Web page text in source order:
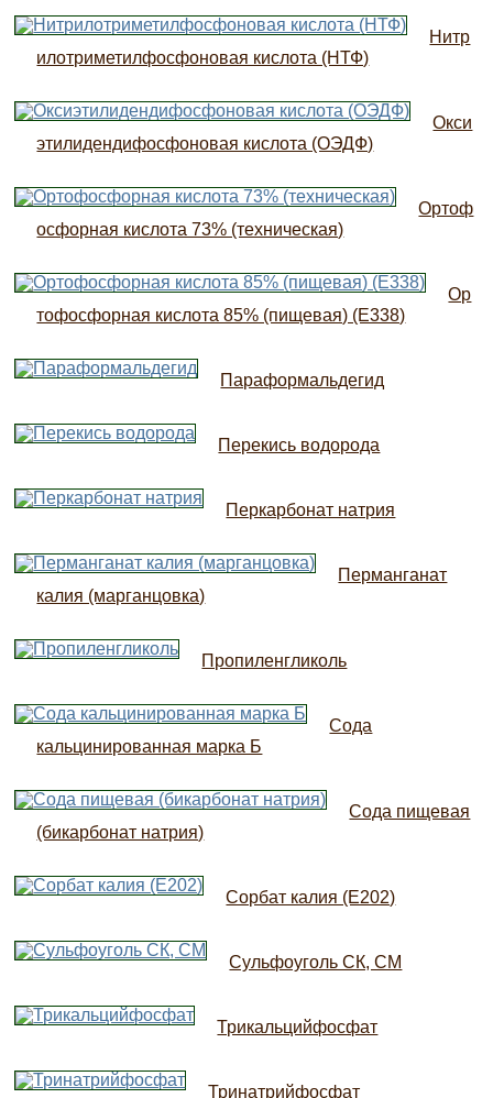
Нитр
илотриметилфосфоновая кислота (НТФ)
Окси
этилидендифосфоновая кислота (ОЭДФ)
Ортоф
осфорная кислота 73% (техническая)
Ор
тофосфорная кислота 85% (пищевая) (Е338)
Параформальдегид
Перекись водорода
Перкарбонат натрия
Перманганат
калия (марганцовка)
Пропиленгликоль
Сода
кальцинированная марка Б
Сода пищевая
(бикарбонат натрия)
Сорбат калия (Е202)
Сульфоуголь СК, СМ
Трикальцийфосфат
Тринатрийфосфат